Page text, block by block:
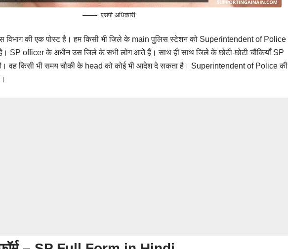
एसपी अधिकारी
विभाग की एक पोस्ट है। हम किसी भी जिले के main पुलिस स्टेशन को Superintendent of Police
है। SP officer के अधीन उस जिले के सभी लोग आते हैं। साथ ही साथ जिले के छोटी-छोटी चौकियाँ SP
वह किसी भी समय चौकी के head को कोई भी आदेश दे सकता है। Superintendent of Police की